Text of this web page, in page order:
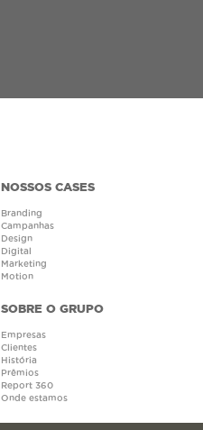
NOSSOS CASES
Branding
Campanhas
Design
Digital
Marketing
Motion
SOBRE O GRUPO
Empresas
Clientes
História
Prêmios
Report 360
Onde estamos